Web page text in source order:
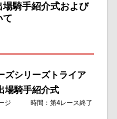
騎手紹介式および
て
ズシリーズトライア
場騎手紹介式
ージ 時間：第4レース終了